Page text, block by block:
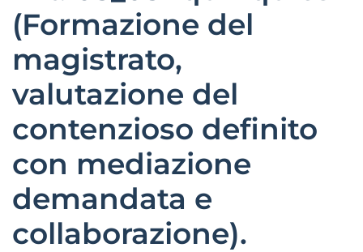
(Formazione del
magistrato,
valutazione del
contenzioso definito
con mediazione
demandata e
collaborazione).